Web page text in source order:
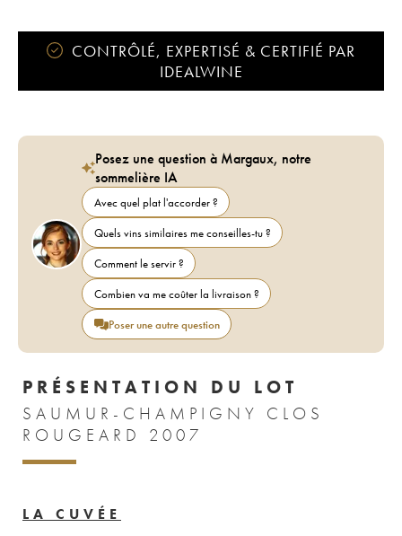
CONTRÔLÉ, EXPERTISÉ & CERTIFIÉ PAR
IDEALWINE
Posez une question à Margaux, notre
sommelière IA
Avec quel plat l'accorder ?
Quels vins similaires me conseilles-tu ?
Comment le servir ?
Combien va me coûter la livraison ?
Poser une autre question
PRÉSENTATION DU LOT
SAUMUR-CHAMPIGNY CLOS
ROUGEARD 2007
LA CUVÉE